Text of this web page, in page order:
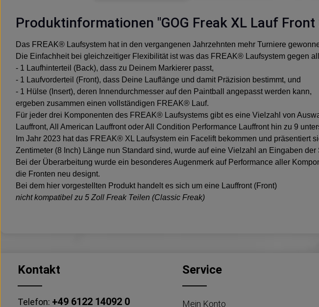
Produktinformationen "GOG Freak XL Lauf Front
Das FREAK® Laufsystem hat in den vergangenen Jahrzehnten mehr Turniere
Die Einfachheit bei gleichzeitiger Flexibilität ist was das FREAK® Laufsystem gegen
- 1 Laufhinterteil (Back), dass zu Deinem Markierer passt,
- 1 Laufvorderteil (Front), dass Deine Lauflänge und damit Präzision bestimmt, und
- 1 Hülse (Insert), deren Innendurchmesser auf den Paintball angepasst werden kann,
ergeben zusammen einen vollständigen FREAK® Lauf.
Für jeder drei Komponenten des FREAK® Laufsystems gibt es eine Vielzahl von
Lauffront, All American Lauffront oder All Condition Performance Lauffront hin zu 9
Im Jahr 2023 hat das FREAK® XL Laufsystem ein Facelift bekommen und
Zentimeter (8 Inch) Länge nun Standard sind, wurde auf eine Vielzahl an Eingaben
Bei der Überarbeitung wurde ein besonderes Augenmerk auf Performance aller
die Fronten neu designt.
Bei dem hier vorgestellten Produkt handelt es sich um eine Lauffront (Front)
nicht kompatibel zu 5 Zoll Freak Teilen (Classic Freak)
Kontakt
Telefon: +49 6122 14092 0
Service
Mein Konto